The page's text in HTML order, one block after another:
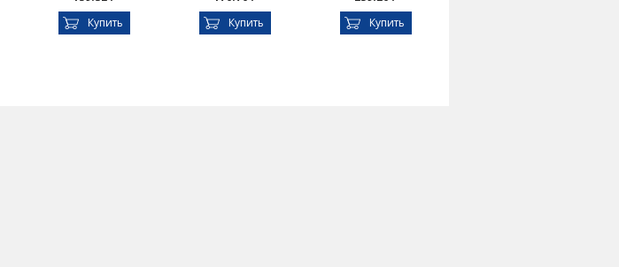
Купить
Купить
Купить